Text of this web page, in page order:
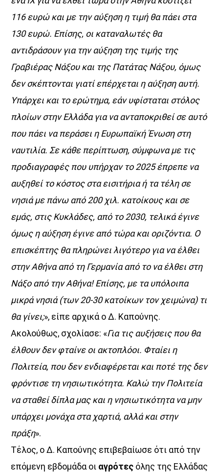
που έχει πάντα κάτι όμορφο να ακουστεί.
Aegean Voice 107.5 τον ραδιοφωνικό σταθμό της
Ένωσης Αγροτικών Συναιτερισμών Νάξου
Discover More
UPCOMING SHOWS
Κοιμάστε με άλλους, ξυπνάτε μαζί μου
07:00
08:30
«Στο βάθος κήπος»
Σημεία & Τέρατα
10:00
12:00
12:00
14:00
Μια Θάλασσα Τραγούδια
15:00
116 ευρώ και με την αύξηση η τιμή θα πάει στα
130 ευρώ. Επίσης, οι καταναλωτές θα
αντιδράσουν για την αύξηση της τιμής της
Γραβιέρας Νάξου και της Πατάτας Νάξου, όμως
δεν σκέπτονται γιατί επέρχεται η αύξηση αυτή.
Υπάρχει και το ερώτημα, εάν υφίσταται στόλος
πλοίων στην Ελλάδα για να ανταποκριθεί σε αυτό
που πάει να περάσει η Ευρωπαϊκή Ένωση στη
ναυτιλία. Σε κάθε περίπτωση, σύμφωνα με τις
προδιαγραφές που υπήρχαν το 2025 έπρεπε να
αυξηθεί το κόστος στα εισιτήρια ή τα τέλη σε
νησιά με πάνω από 200 χιλ. κατοίκους και σε
εμάς, στις Κυκλάδες, από το 2030, τελικά έγινε
όμως η αύξηση έγινε από τώρα και οριζόντια. Ο
επισκέπτης θα πληρώνει λιγότερο για να έλθει
στην Αθήνα από τη Γερμανία από το να έλθει στη
Νάξο από την Αθήνα! Επίσης, με τα υπόλοιπα
μικρά νησιά (των 20-30 κατοίκων τον χειμώνα) τι
θα γίνει;», είπε αρχικά ο Δ. Καπούνης.
Ακολούθως, σχολίασε: «Για τις αυξήσεις που θα
έλθουν δεν φταίνε οι ακτοπλόοι. Φταίει η
Πολιτεία, που δεν ενδιαφέρεται και ποτέ της δεν
φρόντισε τη νησιωτικότητα. Καλώ την Πολιτεία
να σταθεί δίπλα μας και η νησιωτικότητα να μην
υπάρχει μονάχα στα χαρτιά, αλλά και στην
πράξη».
Τέλος, ο Δ. Καπούνης επιβεβαίωσε ότι από την
επόμενη εβδομάδα οι αγρότες όλης της Ελλάδας